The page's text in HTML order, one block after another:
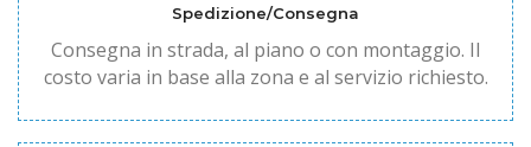
Spedizione/Consegna
Consegna in strada, al piano o con montaggio. Il
costo varia in base alla zona e al servizio richiesto.